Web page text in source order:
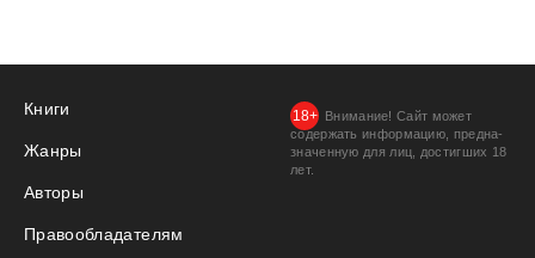
Книги
Жанры
Авторы
Правообладателям
Внимание! Сайт может
содержать информацию, предна­
значенную для лиц, дости­гших 18
лет.